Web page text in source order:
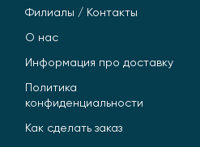
Филиалы / Контакты
О нас
Информация про доставку
Политика
конфиденциальности
Как сделать заказ